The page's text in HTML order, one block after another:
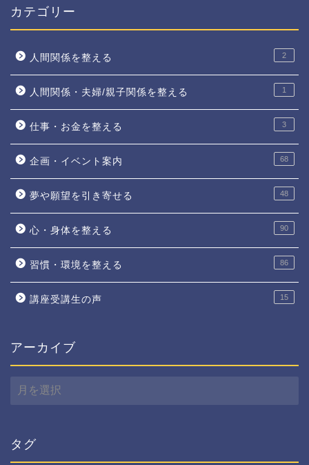
カテゴリー
人間関係を整える 2
人間関係・夫婦/親子関係を整える 1
仕事・お金を整える 3
企画・イベント案内 68
夢や願望を引き寄せる 48
心・身体を整える 90
習慣・環境を整える 86
講座受講生の声 15
アーカイブ
ー
ブ
タグ